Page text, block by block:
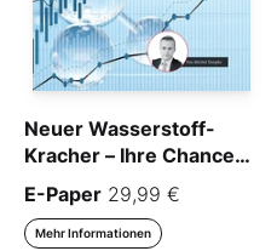
Neuer Wasserstoff-
Kracher – Ihre Chance
auf 100%!
E-Paper 29,99 €
Mehr Informationen